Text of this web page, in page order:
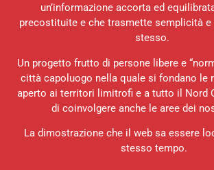
un’informazione accorta ed
precostituite e che trasmette semplicità
stesso.
Un progetto frutto di persone libere e
città capoluogo nella quale si fondano le
aperto ai territori limitrofi e a tutto il Nord
di coinvolgere anche le aree dei
La dimostrazione che il web sa essere
stesso tempo.